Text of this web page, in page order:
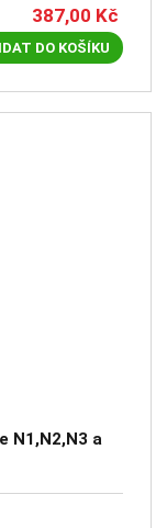
387,00 Kč
DO KOŠÍKU
N1,N2,N3 a